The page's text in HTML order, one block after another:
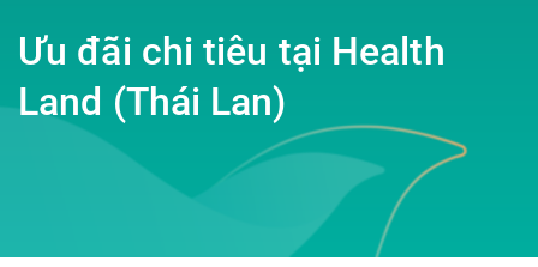
Ưu đãi chi tiêu tại Health
Land (Thái Lan)